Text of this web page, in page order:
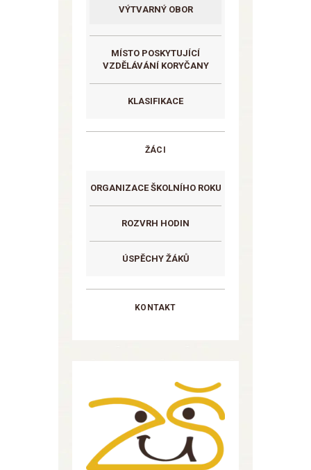
VÝTVARNÝ OBOR
MÍSTO POSKYTUJÍCÍ
VZDĚLÁVÁNÍ KORYČANY
KLASIFIKACE
ŽÁCI
ORGANIZACE ŠKOLNÍHO ROKU
ROZVRH HODIN
ÚSPĚCHY ŽÁKŮ
KONTAKT